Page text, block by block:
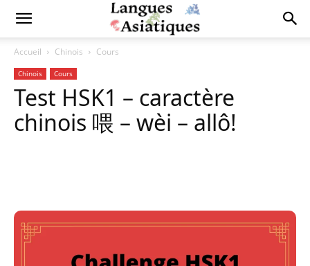
Accueil Chinois Cours
Chinois Cours
Test HSK1 – caractère
chinois 喂 – wèi – allô!